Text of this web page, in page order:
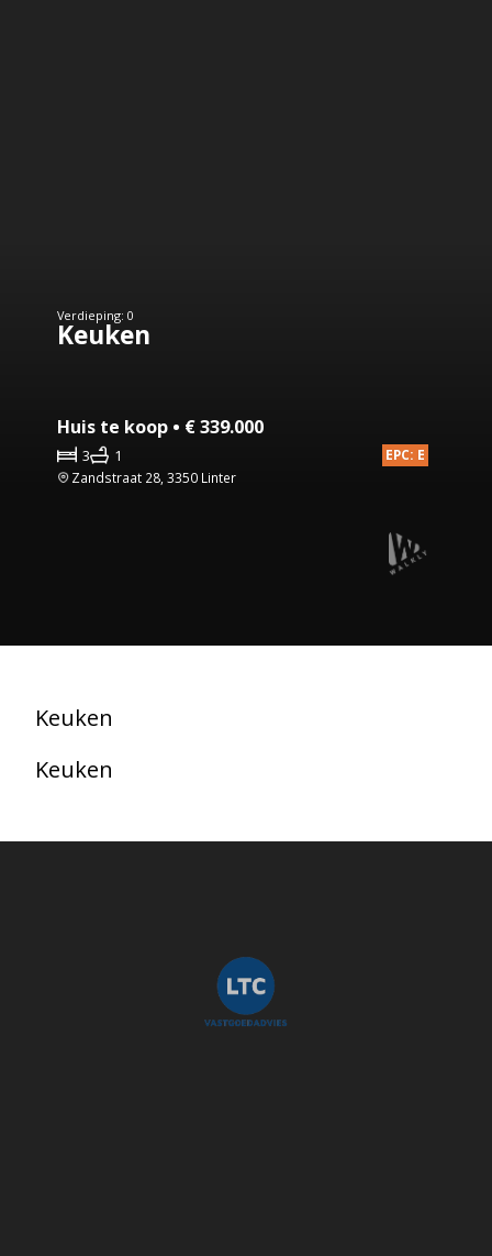
Verdieping: 0
Keuken
Huis te koop • € 339.000
3 1
EPC: E
Zandstraat 28, 3350 Linter
Keuken
Keuken